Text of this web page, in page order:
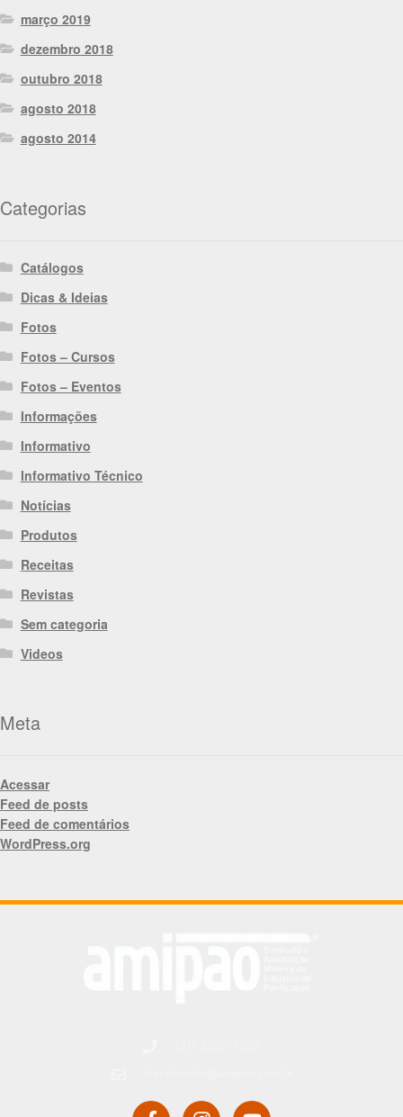
março 2019
dezembro 2018
outubro 2018
agosto 2018
agosto 2014
Categorias
Catálogos
Dicas & Ideias
Fotos
Fotos – Cursos
Fotos – Eventos
Informações
Informativo
Informativo Técnico
Notícias
Produtos
Receitas
Revistas
Sem categoria
Videos
Meta
Acessar
Feed de posts
Feed de comentários
WordPress.org